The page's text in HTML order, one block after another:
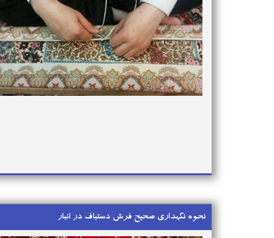
نحوه نگهداری صحیح فرش دستباف در انبار